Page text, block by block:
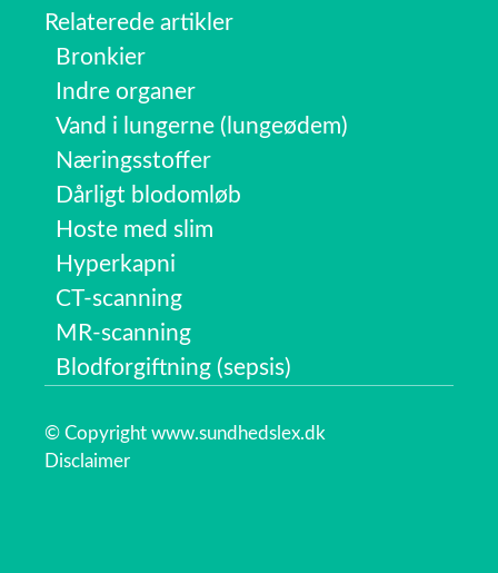
Relaterede artikler
Bronkier
Indre organer
Vand i lungerne (lungeødem)
Næringsstoffer
Dårligt blodomløb
Hoste med slim
Hyperkapni
CT-scanning
MR-scanning
Blodforgiftning (sepsis)
© Copyright www.sundhedslex.dk
Disclaimer